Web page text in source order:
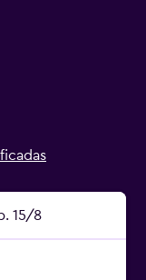
15/8